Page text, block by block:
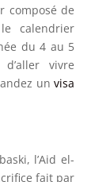
composé de
calendrier
du 4 au 5
vivre
unvisa
l’Aid el-
fait par